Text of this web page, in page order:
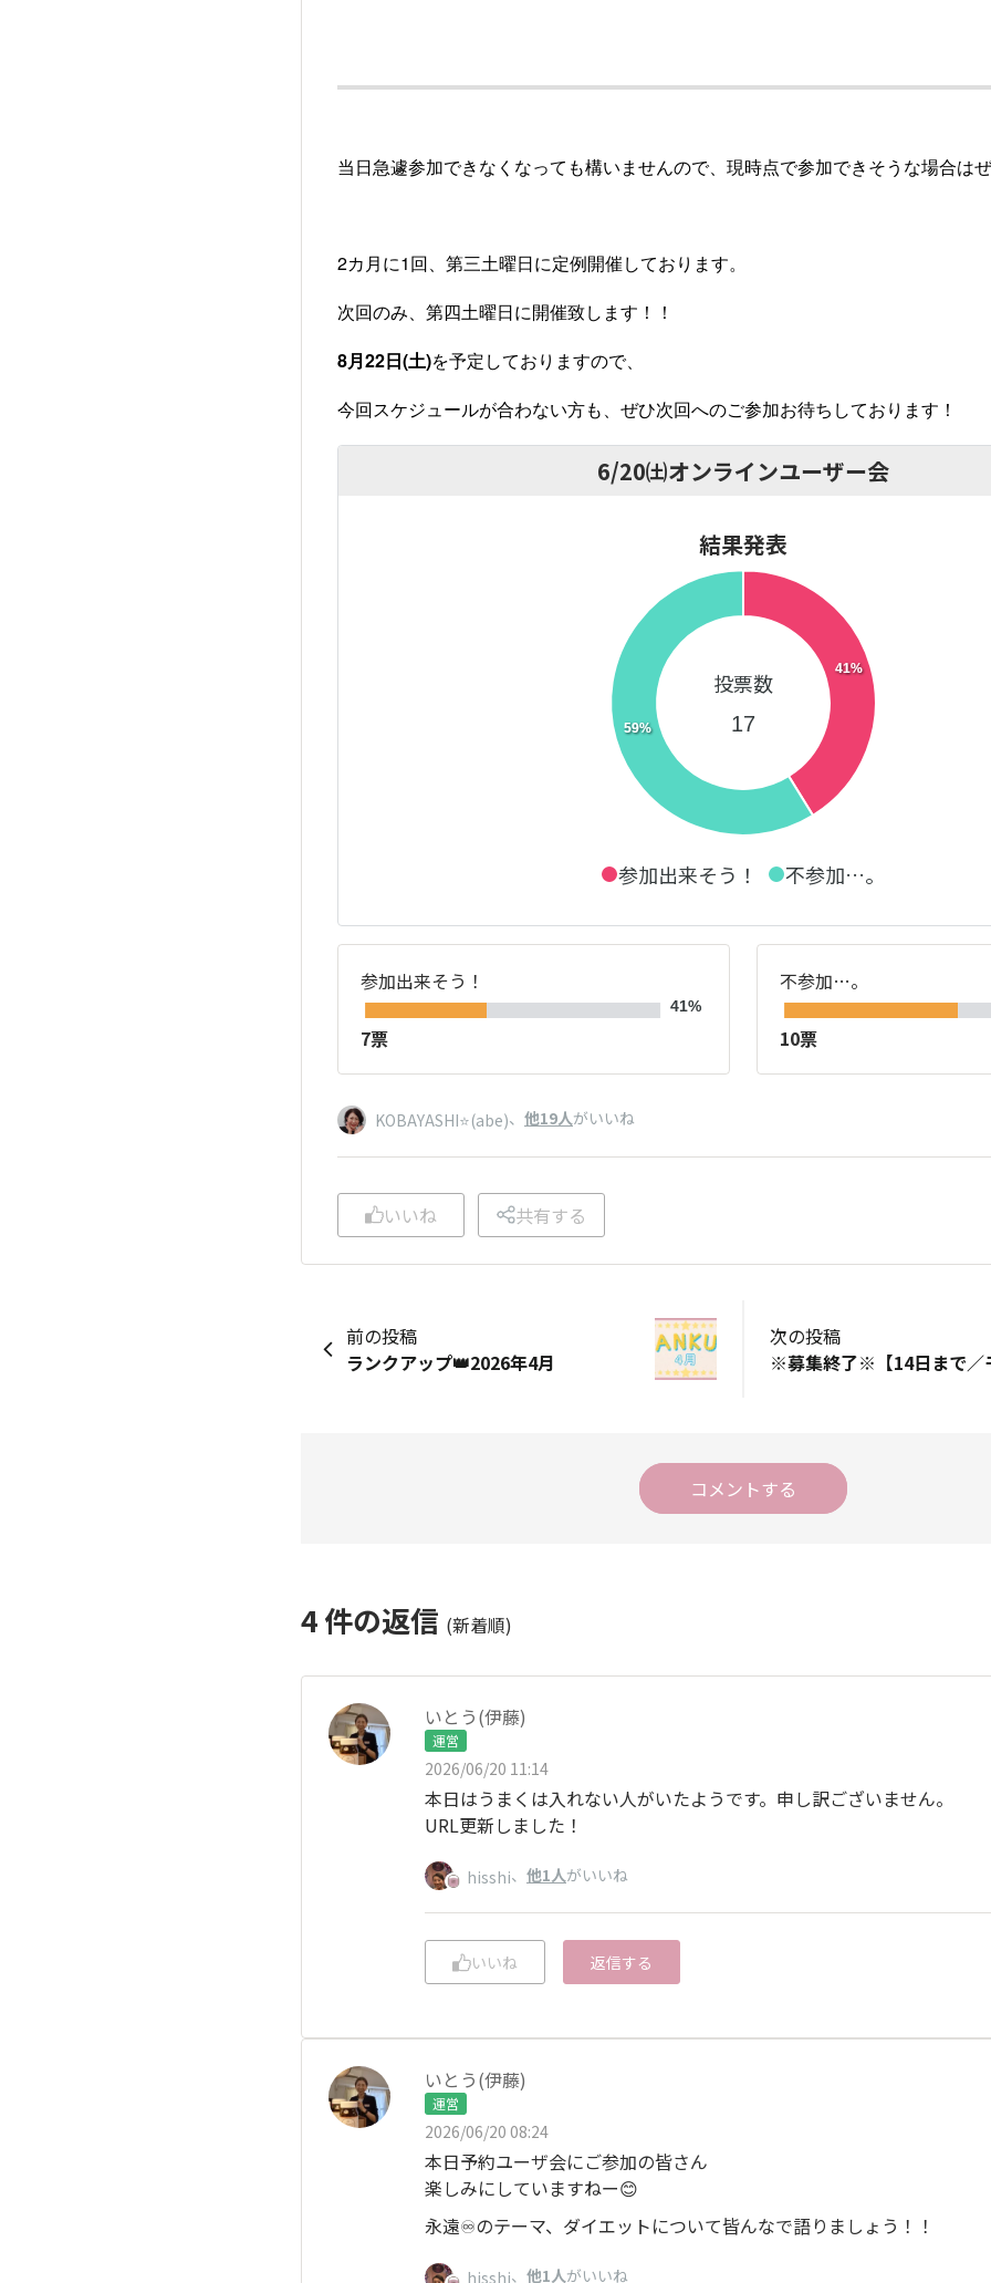
当日急遽参加できなくなっても構いませんので、現時点で参加できそうな場合は
2カ月に1回、第三土曜日に定例開催しております。
次回のみ、第四土曜日に開催致します！！
8月22日(土)を予定しておりますので、
今回スケジュールが合わない方も、ぜひ次回へのご参加お待ちしております！
6/20㈯オンラインユーザー会
結果発表
41%
59%
投票数
17
参加出来そう！ 不参加…。
参加出来そう！
41%
7票
不参加…。
10票
KOBAYASHI⭐️(abe)、 他19人がいいね
いいね 共有する
前の投稿
ランクアップ👑2026年4月
次の投稿
コメントする
4件の返信 (新着順)
いとう(伊藤)
運営
2026/06/20 11:14
本日はうまくは入れない人がいたようです。申し訳ございません。
URL更新しました！
hisshi、 他1人がいいね
いいね 返信する
いとう(伊藤)
運営
2026/06/20 08:24
本日予約ユーザ会にご参加の皆さん
楽しみにしていますねー😊
永遠♾️のテーマ、ダイエットについて皆んなで語りましょう！！
hisshi、 他1人がいいね